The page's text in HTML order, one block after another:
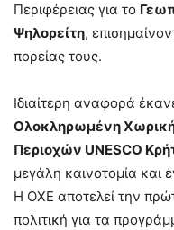
Περιφέρειας για το
Ψηλορείτη,
πορείας τους.
Ιδιαίτερη αναφορά
Ολοκληρωμένη
Περιοχών UNESCO
μεγάλη καινοτομία και
Η ΟΧΕ αποτελεί την
πολιτική για τα